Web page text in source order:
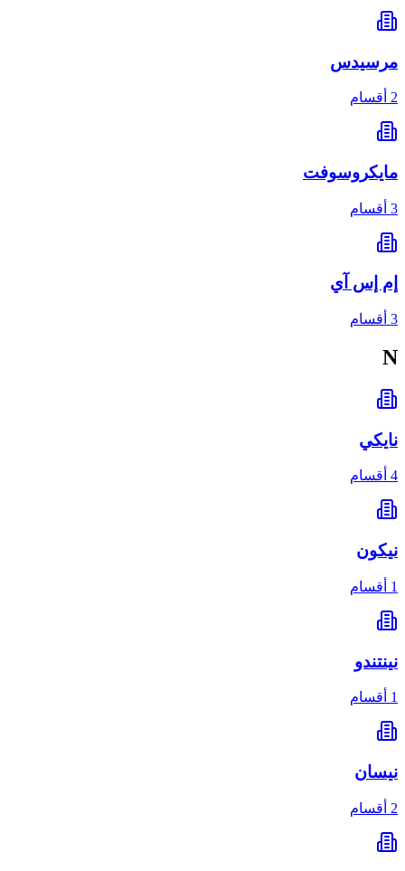
مرسيدس
2 أقسام
مايكروسوفت
3 أقسام
إم إس آي
3 أقسام
N
نايكي
4 أقسام
نيكون
1 أقسام
نينتندو
1 أقسام
نيسان
2 أقسام